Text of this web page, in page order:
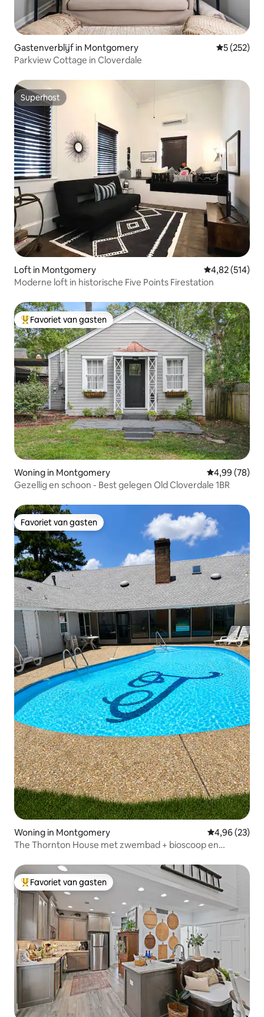
Gastenverblijf in Montgomery
5 (252)
Parkview Cottage in Cloverdale
Superhost
Superhost
Loft in Montgomery Gemiddelde
4,82 (514)
Moderne loft in historische Five Points Firestation
Topfavoriet van gasten
Favoriet van gasten
Woning in Montgomery Gemiddelde
4,99 (78)
Gezellig en schoon - Best gelegen Old Cloverdale 1BR
Favoriet van gasten
Favoriet van gasten
Woning in Montgomery Gemiddelde
4,96 (23)
The Thornton House met zwembad + bioscoop en
Topfavoriet van gasten
Favoriet van gasten